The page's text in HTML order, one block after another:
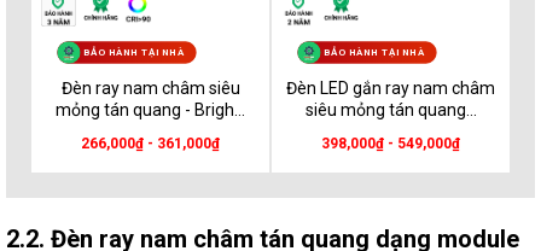
BẢO HÀNH TẠI NHÀ
Đèn ray nam châm siêu
mỏng tán quang - Brigh...
266,000₫ - 361,000₫
BẢO HÀNH TẠI NHÀ
Đèn LED gắn ray nam châm
siêu mỏng tán quang...
398,000₫ - 549,000₫
2.2. Đèn ray nam châm tán quang dạng module